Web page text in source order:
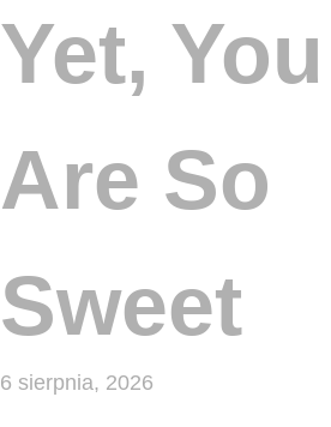
Yet, You
Are So
Sweet
6 sierpnia, 2026